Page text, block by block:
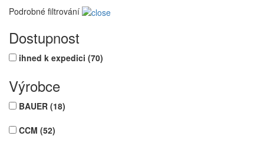
Podrobné filtrování
Dostupnost
ihned k expedici (70)
Výrobce
BAUER (18)
CCM (52)